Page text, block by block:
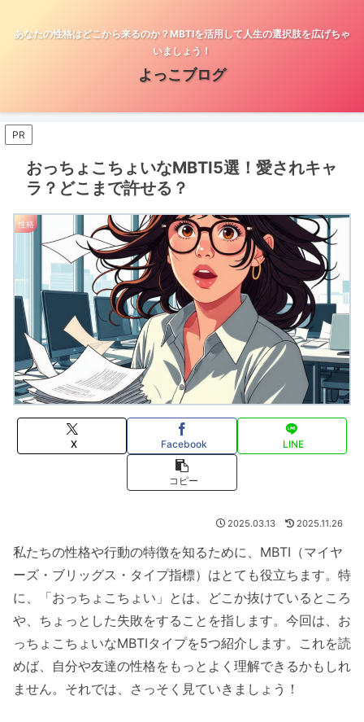
あなたの性格はどこから来るのか？MBTIを活用して人生の選択肢を広げちゃ
いましょう！
よっこブログ
PR
おっちょこちょいなMBTI5選！愛されキャ
ラ？どこまで許せる？
性格
X Facebook LINE
コピー
2025.03.13 2025.11.26
私たちの性格や行動の特徴を知るために、MBTI（マイヤ
ーズ・ブリッグス・タイプ指標）はとても役立ちます。特
に、「おっちょこちょい」とは、どこか抜けているところ
や、ちょっとした失敗をすることを指します。今回は、お
っちょこちょいなMBTIタイプを5つ紹介します。これを読
めば、自分や友達の性格をもっとよく理解できるかもしれ
ません。それでは、さっそく見ていきましょう！